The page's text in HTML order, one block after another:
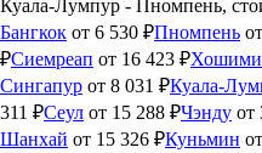
Куала-Лумпур - Пномпень,
Бангкок от 6 530 ₽Пномпень
₽Сиемреап от 16 423 ₽
Сингапур от 8 031 ₽Куала-
311 ₽Сеул от 15 288 ₽Чэнду от
Шанхай от 15 326 ₽Куньмин